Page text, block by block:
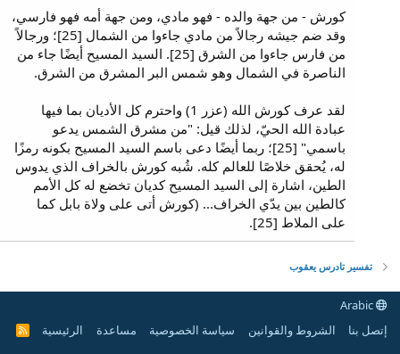
كورش - من جهة والده - فهو مادي، ومن جهة أمه فهو فارسي،
وقد ضم جيشه رجالاً من مادي جاءوا من الشمال [25]؛ ورجالاً
من فارس جاءوا من الشرق [25]. السيد المسيح أيضًا جاء من
الناصرة في الشمال وهو شمس البر المشرق من الشرق.
لقد عرف كورش الله (عزر 1) واحترم كل الأديان بما فيها
عبادة الله الحيّ، لذلك قيل: "من مشرق الشمس يدعو
باسمي" [25]؛ ربما أيضًا دعى باسم السيد المسيح بكونه رمزًا
له، يُحقق خلاصًا للعالم كله. شُبه كورش بالخراف الذي يدوس
الطين، اشارة إلى السيد المسيح كديان تخضع له كل الأمم
كالطين بين يدّي الخراف... (كورش أتى على ولاة بابل كما
على الملاط [25].
تفسير تادرس يعقوب
إتصل بنا
الشروط والقوانين سياسة الخصوصية مساعدة الرئيسية
R